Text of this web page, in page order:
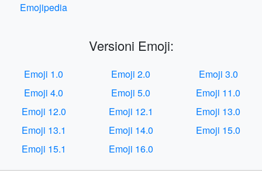
Emojipedia
Versioni Emoji:
Emoji 1.0 Emoji 2.0
Emoji 3.0
Emoji 4.0
Emoji 5.0
Emoji 11.0
Emoji 12.0
Emoji 12.1
Emoji 13.0
Emoji 13.1
Emoji 14.0
Emoji 15.0
Emoji 15.1
Emoji 16.0